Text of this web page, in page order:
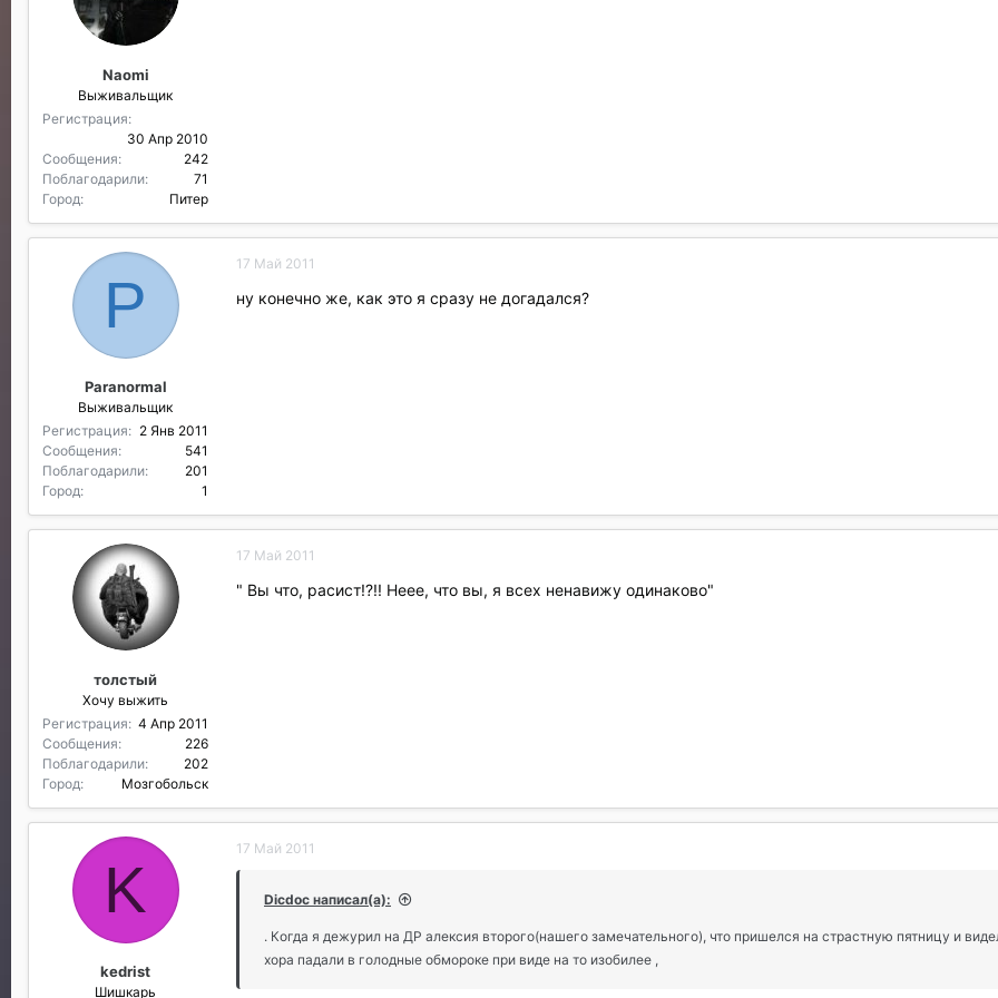
Naomi
Выживальщик
Регистрация
30 Апр 2010
Сообщения
242
Поблагодарили
71
Город
Питер
P
Paranormal
Выживальщик
Регистрация
2 Янв 2011
Сообщения
541
Поблагодарили
201
Город
1
17 Май 2011
ну конечно же, как это я сразу не догадался?
толстый
Хочу выжить
Регистрация
4 Апр 2011
Сообщения
226
Поблагодарили
202
Город
Мозгобольск
17 Май 2011
" Вы что, расист!?!! Неее, что вы, я всех ненавижу одинаково"
K
kedrist
Шишкарь
17 Май 2011
Dicdoc написал(а):
. Когда я дежурил на ДР алексия второго(нашего замечательного), что пришелся на страстную пятницу и
хора падали в голодные обмороке при виде на то изобилее ,